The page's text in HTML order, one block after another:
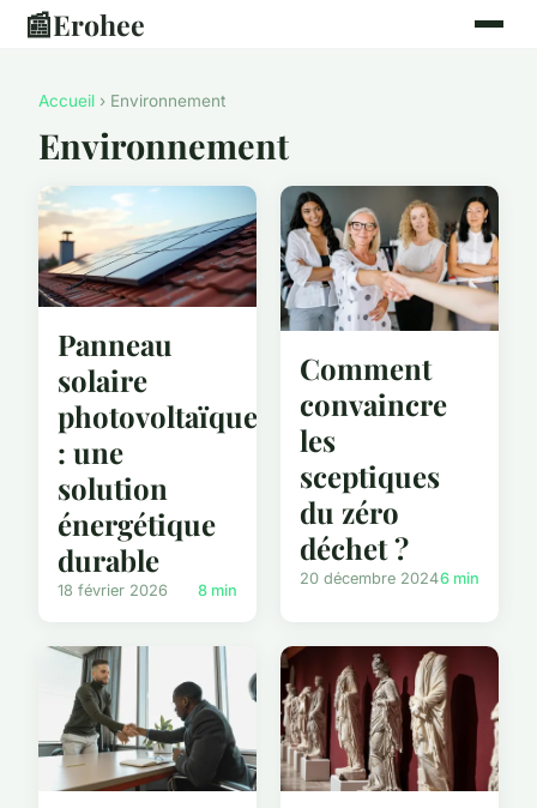
📰Erohee
Accueil › Environnement
Environnement
Panneau
solaire
photovoltaïque
: une
solution
énergétique
durable
18 février 2026 8 min
Comment
convaincre
les
sceptiques
du zéro
déchet ?
20 décembre 20246 min